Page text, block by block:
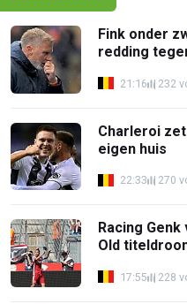
Fink onder
redding
21:16 232
Charleroi
eigen huis
22:33 270
Racing
Old
17:55 228